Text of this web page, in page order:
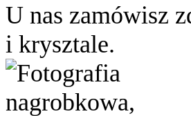
U nas zamówisz
i krysztale.